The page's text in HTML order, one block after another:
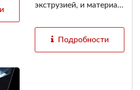
экструзией, и материал
Подробности